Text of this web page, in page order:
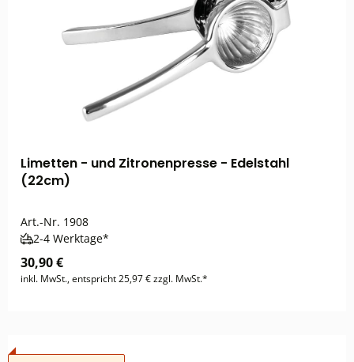
Limetten - und Zitronenpresse - Edelstahl
(22cm)
Art.-Nr. 1908
2-4 Werktage*
30,90 €
inkl. MwSt., entspricht 25,97 € zzgl. MwSt.*